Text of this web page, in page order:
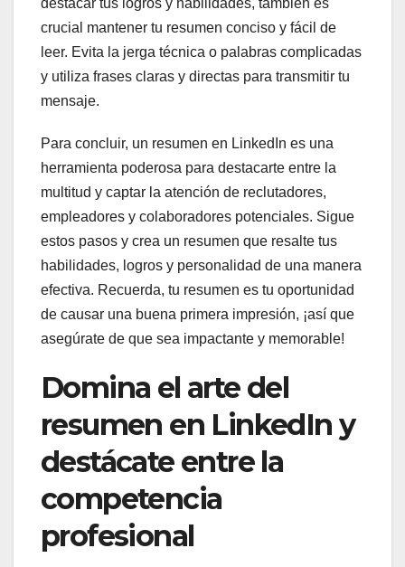
crucial mantener tu resumen conciso y fácil de
leer. Evita la jerga técnica o palabras complicadas
y utiliza frases claras y directas para transmitir tu
mensaje.
Para concluir, un resumen en LinkedIn es una
herramienta poderosa para destacarte entre la
multitud y captar la atención de reclutadores,
empleadores y colaboradores potenciales. Sigue
estos pasos y crea un resumen que resalte tus
habilidades, logros y personalidad de una manera
efectiva. Recuerda, tu resumen es tu oportunidad
de causar una buena primera impresión, ¡así que
asegúrate de que sea impactante y memorable!
Domina el arte del
resumen en LinkedIn y
destácate entre la
competencia
profesional